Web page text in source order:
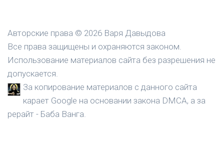
Авторские права © 2026 Варя Давыдова
Все права защищены и охраняются законом.
Использование материалов сайта без разрешения не
допускается.
За копирование материалов с данного сайта
карает Google на основании закона DMCA, а за
рерайт - Баба Ванга.